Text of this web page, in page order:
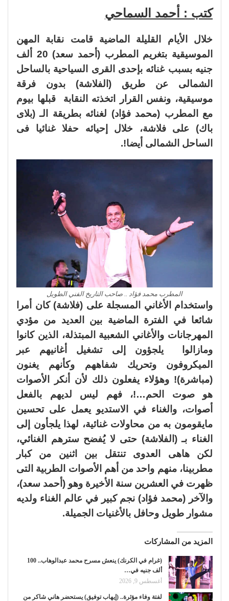
كتب : أحمد السماحي
خلال الأيام القليلة الماضية قامت نقابة المهن
الموسيقية بتغريم المطرب (أحمد سعد) 20 ألف
جنيه بسبب غنائه بإحدى القرى السياحية بالساحل
الشمالى عن طريق (الفلاشة) بدون فرقة
موسيقية، ونفس القرار اتخذته النقابة قبلها بيوم
مع المطرب (محمد فؤاد) لغنائه بطريقة الـ (بلاى
باك) على فلاشة، خلال إحيائه حفلا غنائيا فى
الساحل الشمالى أيضا!.
المطرب محمد فؤاد .. صاحب التاريخ الفني الطويل
واستخدام الأغاني المسجلة على (فلاشة) كان أمرا
شائعا في الفترة الماضية بين العديد من مؤدي
المهرجانات والأغاني الشعبية المبتذلة، الذين كانوا
ومازالوا يلجؤون إلى تشغيل أغانيهم عبر
الميكروفون وتحريك شفاههم وكأنهم يغنون
(مباشرة)! وهؤلاء يفعلون ذلك لأن أنكر الأصوات
هو صوت الحم…!، فهم ليس لديهم بالفعل
أصوات، والغناء في الاستديو يعمل على تحسين
مايقومون به من محاولات غنائية، لهذا يلجأون إلى
الغناء بـ (الفلاشة) حتى لا يُفضح سترهم الغنائي،
لكن هاهى العدوى تنتقل بين اثنين من كبار
مطربينا، منهم واحد من أهم الأصوات الطربية التى
ظهرت في العشرين سنة الأخيرة وهو (أحمد سعد)،
والآخر (محمد فؤاد) نجم كبير في عالم الغناء ولديه
مشوار طويل وحافل بالأغنيات الجميلة.
المزيد من المشاركات
(غرام في الكرنك) ينعش مسرح محمد عبدالوهاب.. 100
ألف جنيه في…
أغسطس 9, 2026
لفتة وفاء مؤثرة.. (إيهاب توفيق) يستحضر هاني شاكر من